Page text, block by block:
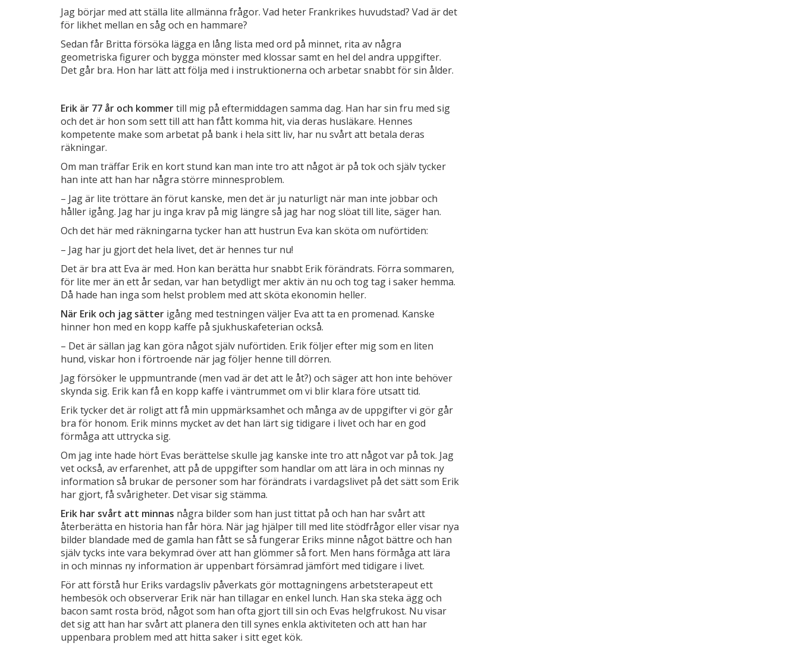
Jag börjar med att ställa lite allmänna frågor. Vad heter Frankrikes huvudstad? Vad är det
för likhet mellan en såg och en hammare?
Sedan får Britta försöka lägga en lång lista med ord på minnet, rita av några
geometriska figurer och bygga mönster med klossar samt en hel del andra uppgifter.
Det går bra. Hon har lätt att följa med i instruktionerna och arbetar snabbt för sin ålder.
Erik är 77 år och kommertill mig på eftermiddagen samma dag. Han har sin fru med sig
och det är hon som sett till att han fått komma hit, via deras husläkare. Hennes
kompetente make som arbetat på bank i hela sitt liv, har nu svårt att betala deras
räkningar.
Om man träffar Erik en kort stund kan man inte tro att något är på tok och själv tycker
han inte att han har några större minnesproblem.
– Jag är lite tröttare än förut kanske, men det är ju naturligt när man inte jobbar och
håller igång. Jag har ju inga krav på mig längre så jag har nog slöat till lite, säger han.
Och det här med räkningarna tycker han att hustrun Eva kan sköta om nuförtiden:
– Jag har ju gjort det hela livet, det är hennes tur nu!
Det är bra att Eva är med. Hon kan berätta hur snabbt Erik förändrats. Förra sommaren,
för lite mer än ett år sedan, var han betydligt mer aktiv än nu och tog tag i saker hemma.
Då hade han inga som helst problem med att sköta ekonomin heller.
När Erik och jag sätter igång med testningen väljer Eva att ta en promenad. Kanske
hinner hon med en kopp kaffe på sjukhuskafeterian också.
– Det är sällan jag kan göra något själv nuförtiden. Erik följer efter mig som en liten
hund, viskar hon i förtroende när jag följer henne till dörren.
Jag försöker le uppmuntrande (men vad är det att le åt?) och säger att hon inte behöver
skynda sig. Erik kan få en kopp kaffe i väntrummet om vi blir klara före utsatt tid.
Erik tycker det är roligt att få min uppmärksamhet och många av de uppgifter vi gör går
bra för honom. Erik minns mycket av det han lärt sig tidigare i livet och har en god
förmåga att uttrycka sig.
Om jag inte hade hört Evas berättelse skulle jag kanske inte tro att något var på tok. Jag
vet också, av erfarenhet, att på de uppgifter som handlar om att lära in och minnas ny
information så brukar de personer som har förändrats i vardagslivet på det sätt som Erik
har gjort, få svårigheter. Det visar sig stämma.
Erik har svårt att minnas några bilder som han just tittat på och han har svårt att
återberätta en historia han får höra. När jag hjälper till med lite stödfrågor eller visar nya
bilder blandade med de gamla han fått se så fungerar Eriks minne något bättre och han
själv tycks inte vara bekymrad över att han glömmer så fort. Men hans förmåga att lära
in och minnas ny information är uppenbart försämrad jämfört med tidigare i livet.
För att förstå hur Eriks vardagsliv påverkats gör mottagningens arbetsterapeut ett
hembesök och observerar Erik när han tillagar en enkel lunch. Han ska steka ägg och
bacon samt rosta bröd, något som han ofta gjort till sin och Evas helgfrukost. Nu visar
det sig att han har svårt att planera den till synes enkla aktiviteten och att han har
uppenbara problem med att hitta saker i sitt eget kök.